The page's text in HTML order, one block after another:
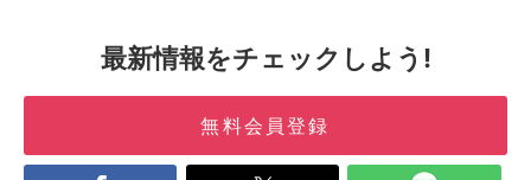
最新情報をチェックしよう!
無料会員登録